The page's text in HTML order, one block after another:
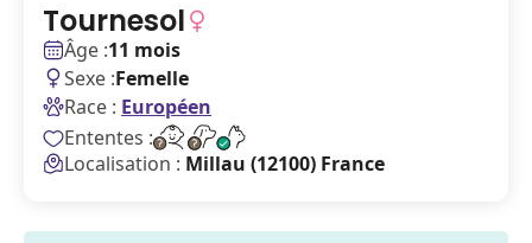
Tournesol
Âge :11 mois
Sexe :Femelle
Race : Européen
Ententes :
Localisation : Millau (12100) France